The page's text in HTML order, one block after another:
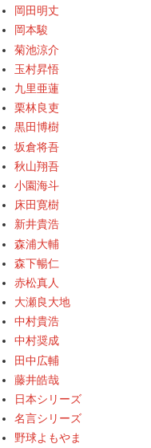
岡田明丈
岡本駿
菊池涼介
玉村昇悟
九里亜蓮
栗林良吏
黒田博樹
坂倉将吾
秋山翔吾
小園海斗
床田寛樹
新井貴浩
森浦大輔
森下暢仁
赤松真人
大瀬良大地
中村貴浩
中村奨成
田中広輔
藤井皓哉
日本シリーズ
名言シリーズ
野球よもやま